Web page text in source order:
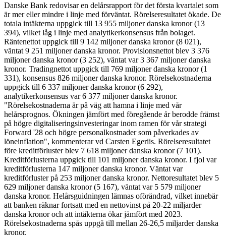
Danske Bank redovisar en delårsrapport för det första kvartalet som
är mer eller mindre i linje med förväntat. Rörelseresultatet ökade. De
totala intäkterna uppgick till 13 955 miljoner danska kronor (13
394), vilket låg i linje med analytikerkonsensus från bolaget.
Räntenettot uppgick till 9 142 miljoner danska kronor (8 021),
väntat 9 251 miljoner danska kronor. Provisionsnettot blev 3 376
miljoner danska kronor (3 252), väntat var 3 367 miljoner danska
kronor. Tradingnettot uppgick till 769 miljoner danska kronor (1
331), konsensus 826 miljoner danska kronor. Rörelsekostnaderna
uppgick till 6 337 miljoner danska kronor (6 292),
analytikerkonsensus var 6 377 miljoner danska kronor.
"Rörelsekostnaderna är på väg att hamna i linje med vår
helårsprognos. Ökningen jämfört med föregående år berodde främst
på högre digitaliseringsinvesteringar inom ramen för vår strategi
Forward '28 och högre personalkostnader som påverkades av
löneinflation", kommenterar vd Carsten Egeriis. Rörelseresultatet
före kreditförluster blev 7 618 miljoner danska kronor (7 101).
Kreditförlusterna uppgick till 101 miljoner danska kronor. I fjol var
kreditförlusterna 147 miljoner danska kronor. Väntat var
kreditförluster på 253 miljoner danska kronor. Nettoresultatet blev 5
629 miljoner danska kronor (5 167), väntat var 5 579 miljoner
danska kronor. Helårsguidningen lämnas oförändrad, vilket innebär
att banken räknar fortsatt med en nettovinst på 20-22 miljarder
danska kronor och att intäkterna ökar jämfört med 2023.
Rörelsekostnaderna spås uppgå till mellan 26-26,5 miljarder danska
kronor.